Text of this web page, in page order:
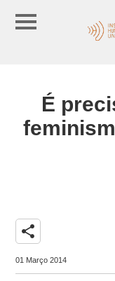
É
share
01 Março 2014